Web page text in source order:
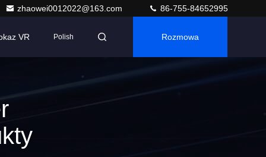
zhaowei0012022@163.com 86-755-84652995
VR Polish Rozmowa